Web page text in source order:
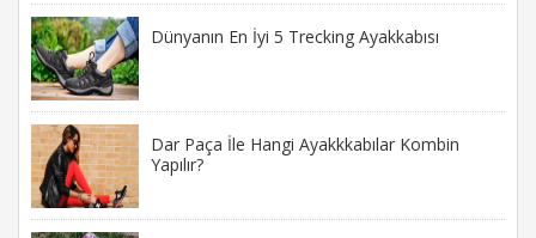
Dünyanın En İyi 5 Trecking Ayakkabısı
Dar Paça İle Hangi Ayakkkabılar Kombin
Yapılır?